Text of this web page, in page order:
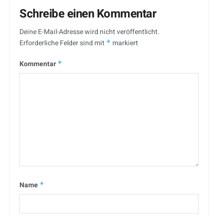
Schreibe einen Kommentar
Deine E-Mail-Adresse wird nicht veröffentlicht.
Erforderliche Felder sind mit * markiert
Kommentar *
Name *